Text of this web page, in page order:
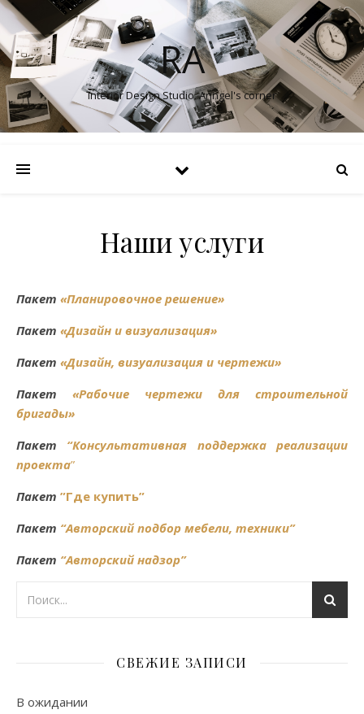
RA
Interior Design Studio. Anngel's corner
Наши услуги
Пакет «Планировочное решение»
Пакет «Дизайн и визуализация»
Пакет «Дизайн, визуализация и чертежи»
Пакет «Рабочие чертежи для строительной
бригады»
Пакет
“Консультативная поддержка реализации
проекта”
Пакет ”Где купить”
Пакет “Авторский подбор мебели, техники”
Пакет “Авторский надзор”
СВЕЖИЕ ЗАПИСИ
В ожидании